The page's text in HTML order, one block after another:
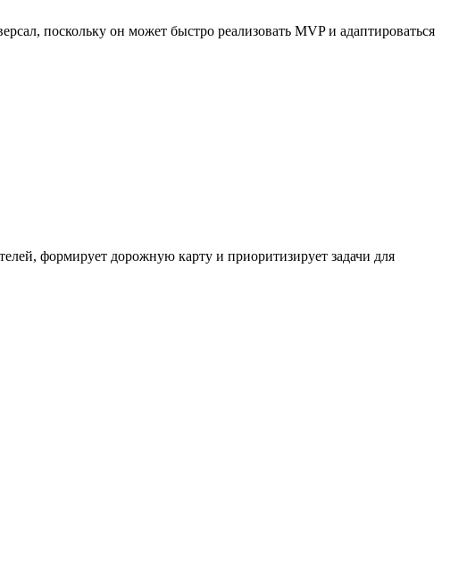
поскольку он может быстро реализовать MVP и адаптироваться
формирует дорожную карту и приоритизирует задачи для